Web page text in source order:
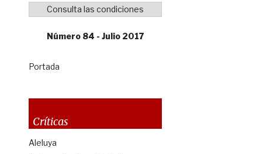
Consulta las condiciones
Número 84 - Julio 2017
Portada
Críticas
Aleluya